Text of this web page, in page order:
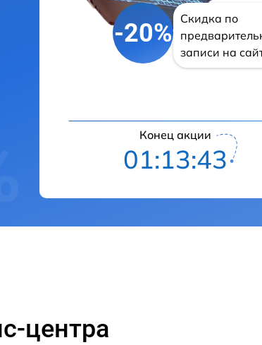
-20%
Скидка по
записи на
Конец акции
01:13:42
центра